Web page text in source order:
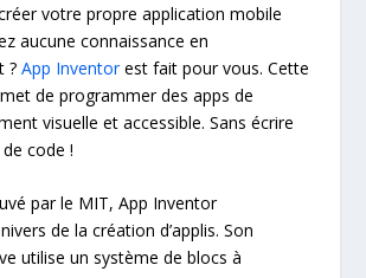
votre propre application mobile
aucune connaissance en
?App Inventorest fait pour vous. Cette
de programmer des apps de
visuelle et accessible. Sans écrire
code !
par le MIT, App Inventor
de la création d’applis. Son
utilise un système de blocs à